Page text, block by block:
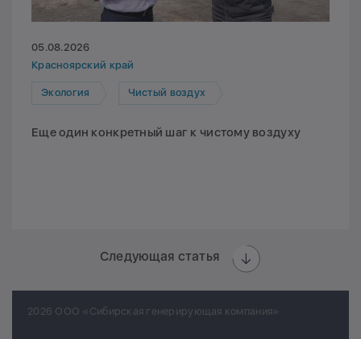
05.08.2026
Красноярский край
Экология Чистый воздух
Еще один конкретный шаг к чистому воздуху
Следующая статья
2026 ООО «Сибирская генерирующая компания»